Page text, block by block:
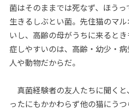
菌はそのままでは死なず、ほう
生きるしぶとい菌。先住猫のマ
いし、高齢の母がうちに来ると
症しやすいのは、高齢・幼少・
人や動物だからだ。
真菌経験者の友人たちに聞く
ったにもかかわらず他の猫にう